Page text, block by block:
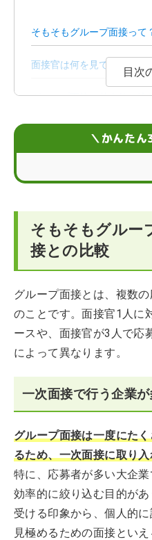
そもそもグループ面接って
面接官は何を見ている？グ
グループ面接の基本的な流
グループ面接で気をつけた
グループ面接の想定質問
グループ面接に自信がな
目次
＼かんたん
そもそもグルー
接との比較
グループ面接とは、複数
のことです。面接官1人に
ースや、面接官が3人で応
によって異なります。
一次面接で行う企業
グループ面接は一度にた
るため、一次面接に取り
特に、応募者が多い大企
効率的に絞り込む目的が
受ける印象から、個人的
見極めるための面接といえ